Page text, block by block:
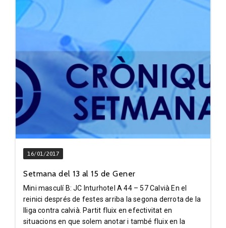
16/01/2017
Setmana del 13 al 15 de Gener
Mini masculí B: JC Inturhotel A 44 – 57 Calvià En el
reinici després de festes arriba la segona derrota de la
lliga contra calvià. Partit fluix en efectivitat en
situacions en que solem anotar i també fluix en la